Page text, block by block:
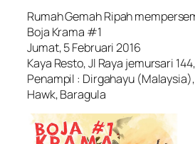
Rumah Gemah Ripah
Boja Krama #1
Jumat, 5 Februari 2016
Kaya Resto, Jl Raya jemursari
Penampil : Dirgahayu
Hawk, Baragula